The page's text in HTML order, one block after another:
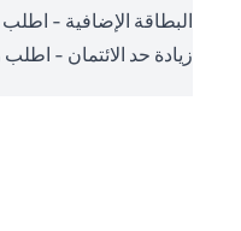
البطاقة الإضافية -
زيادة حد الائتمان -